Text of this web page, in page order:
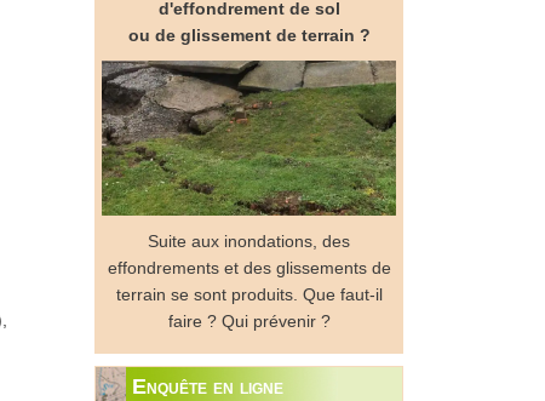
d'effondrement de sol
ou de glissement de terrain ?
Suite aux inondations, des
effondrements et des glissements de
terrain se sont produits. Que faut-il
faire ? Qui prévenir ?
Enquête en ligne